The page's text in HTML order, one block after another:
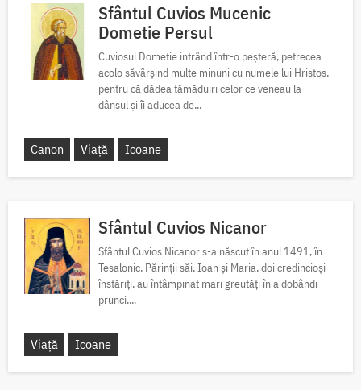
Sfântul Cuvios Mucenic
Dometie Persul
Cuviosul Dometie intrând într-o peșteră, petrecea
acolo săvârșind multe minuni cu numele lui Hristos,
pentru că dădea tămăduiri celor ce veneau la
dânsul și îi aducea de...
Canon Viață Icoane
Sfântul Cuvios Nicanor
Sfântul Cuvios Nicanor s-a născut în anul 1491, în
Tesalonic. Părinții săi, Ioan și Maria, doi credincioși
înstăriți, au întâmpinat mari greutăți în a dobândi
prunci....
Viață Icoane